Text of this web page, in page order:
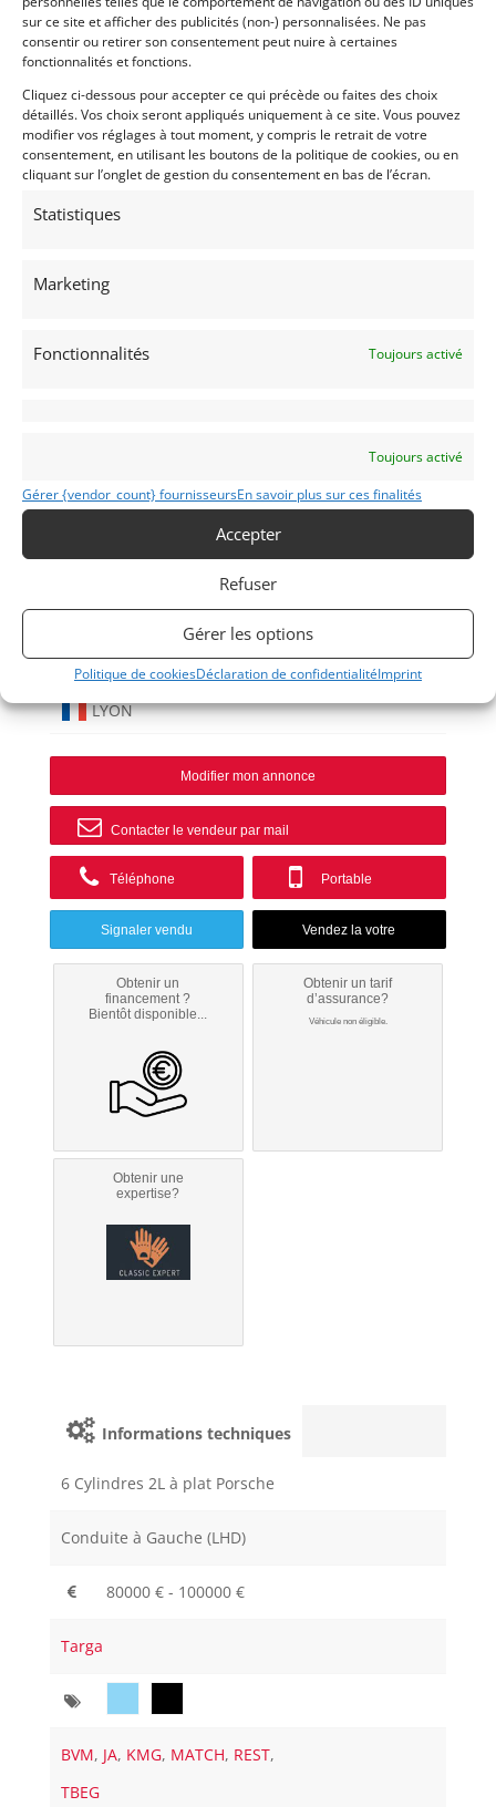
sur ce site et afficher des publicités (non-) personnalisées. Ne pas
consentir ou retirer son consentement peut nuire à certaines
fonctionnalités et fonctions.
Cliquez ci-dessous pour accepter ce qui précède ou faites des choix
détaillés. Vos choix seront appliqués uniquement à ce site. Vous pouvez
modifier vos réglages à tout moment, y compris le retrait de votre
consentement, en utilisant les boutons de la politique de cookies, ou en
cliquant sur l’onglet de gestion du consentement en bas de l’écran.
Statistiques
Marketing
Fonctionnalités Toujours activé
Toujours activé
Gérer {vendor_count} fournisseursEn savoir plus sur ces finalités
Accepter
Refuser
Gérer les options
Politique de cookiesDéclaration de confidentialitéImprint
Demandez une expertise de ce modèle
Partager cette annonce
Publié: 12 juin 2024 (il y a 2 ans)
AUTOMOBILES DE COLLECTION & AUTOMOBILIA
LYON
Modifier mon annonce
Contacter le vendeur par mail
Téléphone Portable
Signaler vendu
Obtenir un
financement ?
Bientôt disponible...
Obtenir un tarif
d’assurance?
Véhicule non éligible.
Obtenir une
expertise?
Informations techniques
6 Cylindres 2L à plat Porsche
Conduite à Gauche (LHD)
80000 € - 100000 €
Targa
BVM, JA, KMG, MATCH, REST,
TBEG